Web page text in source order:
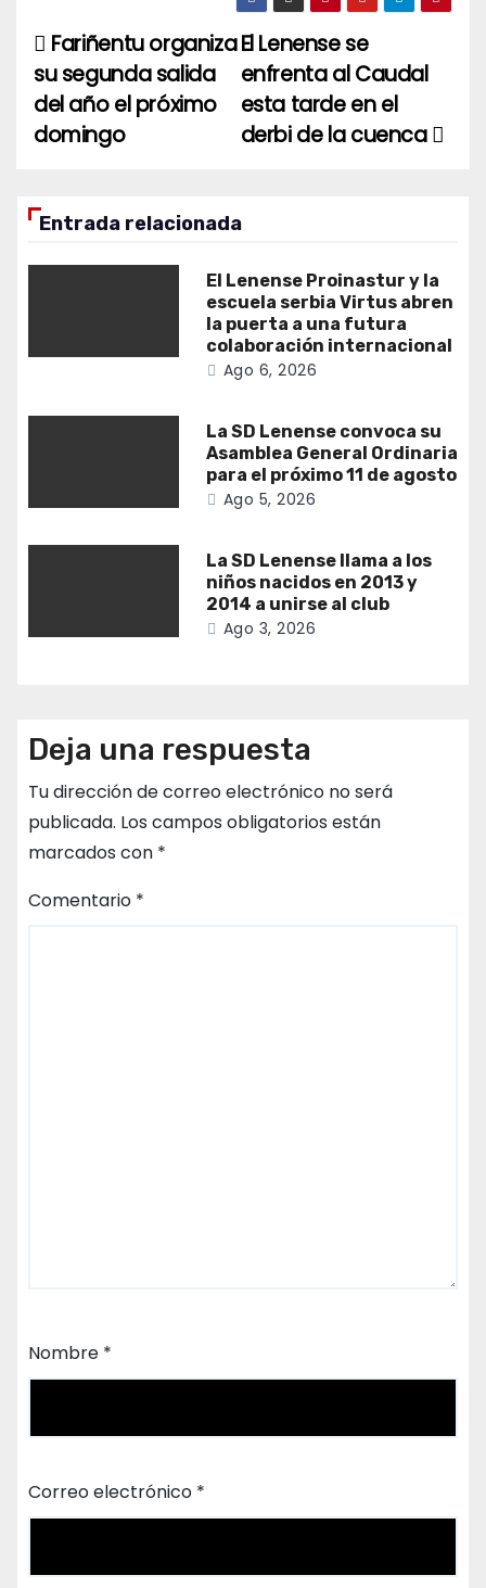
Navegación
de
entradas
El Lenense se
enfrenta al Caudal
esta tarde en el
derbi de la cuenca
Fariñentu organiza
su segunda salida
del año el próximo
domingo
Entrada relacionada
El Lenense Proinastur y la
escuela serbia Virtus abren
la puerta a una futura
colaboración internacional
Ago 6, 2026
La SD Lenense convoca su
Asamblea General Ordinaria
para el próximo 11 de agosto
Ago 5, 2026
La SD Lenense llama a los
niños nacidos en 2013 y
2014 a unirse al club
Ago 3, 2026
Deja una respuesta
Tu dirección de correo electrónico no será
publicada. Los campos obligatorios están
marcados con *
Comentario *
Nombre *
Correo electrónico *